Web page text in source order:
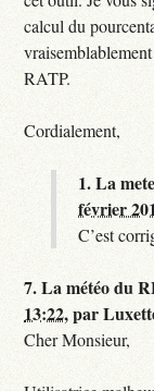
calcul du
RATP.
Cordialement,
1.La
février
C’est
7.La météo du
13:22,par
Cher Monsieur,